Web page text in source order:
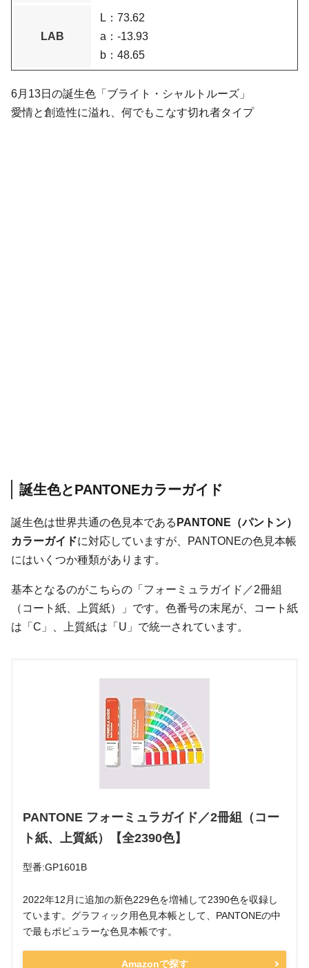
LAB
L：73.62
a：-13.93
b：48.65
6月13日の誕生色「ブライト・シャルトルーズ」
愛情と創造性に溢れ、何でもこなす切れ者タイプ
誕生色とPANTONEカラーガイド
誕生色は世界共通の色見本である PANTONE（パントン）
カラーガイドに対応していますが、PANTONEの色見本帳
にはいくつか種類があります。
基本となるのがこちらの「フォーミュラガイド／2冊組
（コート紙、上質紙）」です。色番号の末尾が、コート紙
は「C」、上質紙は「U」で統一されています。
PANTONE フォーミュラガイド／2冊組（コー
ト紙、上質紙）【全2390色】
型番:GP1601B
2022年12月に追加の新色229色を増補して2390色を収録し
ています。グラフィック用色見本帳として、PANTONEの中
で最もポピュラーな色見本帳です。
Amazonで探す